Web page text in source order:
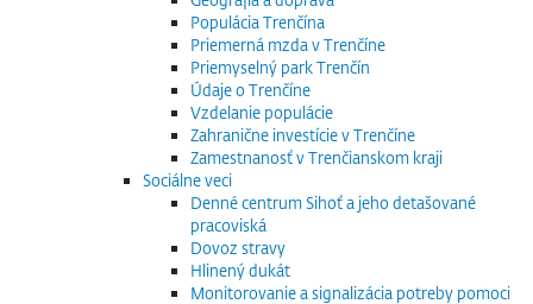
Populácia Trenčína
Priemerná mzda v Trenčíne
Priemyselný park Trenčín
Údaje o Trenčíne
Vzdelanie populácie
Zahranične investície v Trenčíne
Zamestnanosť v Trenčianskom kraji
Sociálne veci
Denné centrum Sihoť a jeho detašované
pracoviská
Dovoz stravy
Hlinený dukát
Monitorovanie a signalizácia potreby pomoci